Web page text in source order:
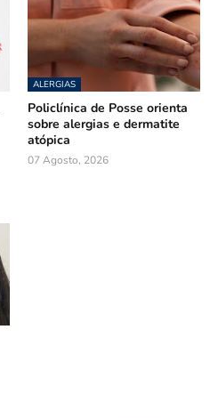
ALERGIAS
Policlínica de Posse orienta
sobre alergias e dermatite
atópica
07 Agosto, 2026